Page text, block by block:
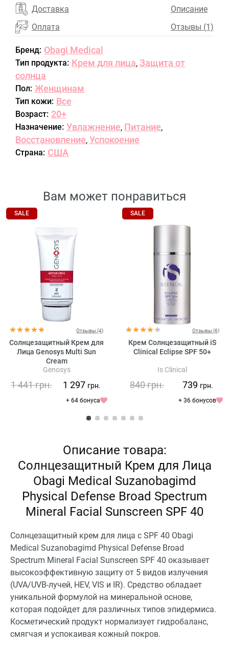
Доставка
Оплата
Описание
Отзывы (1)
Бренд: Obagi Medical
Тип продукта: Крем для лица, Защита от
солнца
Пол: Женщинам
Тип кожи: Все
Возраст: 20+
Назначение: Увлажнение, Питание,
Восстановление, Успокоение
Страна: США
Вам может понравиться
SALE
Отзывы (4)
Солнцезащитный Крем для
Лица Genosys Multi Sun
Cream
Genosys
1 441грн. 1 297 грн.
+ 64 бонуса
SALE
Отзывы (6)
Крем Солнцезащитный iS
Clinical Eclipse SPF 50+
Is Clinical
840грн. 739 грн.
+ 36 бонусов
Описание товара:
Солнцезащитный Крем для Лица
Obagi Medical Suzanobagimd
Physical Defense Broad Spectrum
Mineral Facial Sunscreen SPF 40
Солнцезащитный крем для лица с SPF 40 Obagi
Medical Suzanobagimd Physical Defense Broad
Spectrum Mineral Facial Sunscreen SPF 40 оказывает
высокоэффективную защиту от 5 видов излучения
(UVA/UVB-лучей, HEV, VIS и IR). Средство обладает
уникальной формулой на минеральной основе,
которая подойдет для различных типов эпидермиса.
Косметический продукт нормализует гидробаланс,
смягчая и успокаивая кожный покров.